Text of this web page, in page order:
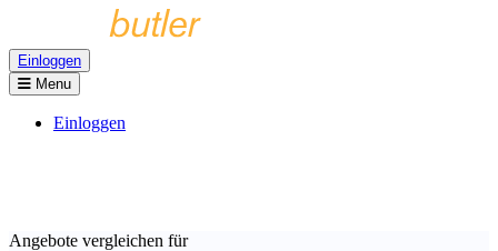
Einloggen
Menu
Einloggen
Angebote vergleichen für